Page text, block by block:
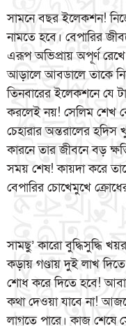
সামনে বছর ইলেকশন!
নামতে হবে। বেপারির
এরূপ অভিপ্রায় অপূর্ণ
আড়ালে আবডালে তাকে
তিনবারের ইলেকশনে যে
করলেই নয়! সেলিম শেখ
চেহারার অন্তরালের
কারনে তার জীবনে বড়
সময় শেষ! কায়দা করে
বেপারির চোখেমুখে
সামছু’ কারো বুদ্ধিসুদ্ধি
কড়ায় গণ্ডায় দুই লাখ
শোধ করে দিতে হবে!
কথা দেওয়া যাবে না!
লাগতে পারে। কাজ শেষে